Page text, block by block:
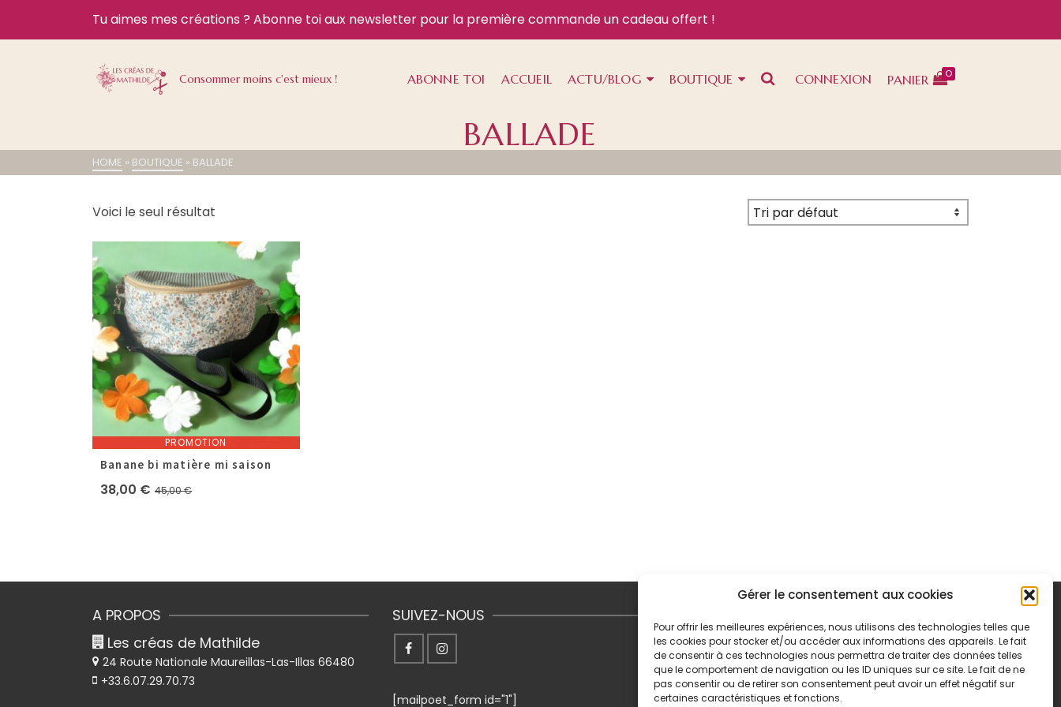
Gérer le consentement aux cookies
Pour offrir les meilleures expériences, nous utilisons des technologies telles que
les cookies pour stocker et/ou accéder aux informations des appareils. Le fait
de consentir à ces technologies nous permettra de traiter des données telles
que le comportement de navigation ou les ID uniques sur ce site. Le fait de ne
pas consentir ou de retirer son consentement peut avoir un effet négatif sur
certaines caractéristiques et fonctions.
Tu aimes mes créations ? Abonne toi aux newsletter pour la première commande un cadeau offert !
Consommer moins c'est mieux ! ABONNE TOI ACCUEIL ACTU/BLOG BOUTIQUE CONNEXION PANIER 0
BALLADE
HOME » BOUTIQUE » BALLADE
Voici le seul résultat
PROMOTION
Banane bi matière mi saison
45,00€Le
38,00 €
Le
A PROPOS
Les créas de Mathilde
24 Route Nationale Maureillas-Las-Illas 66480
+33.6.07.29.70.73
SUIVEZ-NOUS
[mailpoet_form id="1"]